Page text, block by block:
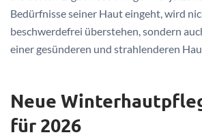
Bedürfnisse seiner Haut eingeht, wird
beschwerdefrei überstehen, sondern
einer gesünderen und strahlenderen
Neue
für 2026